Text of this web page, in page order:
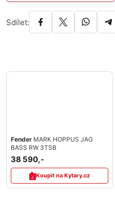
Sdílet:
Fender MARK HOPPUS JAG
BASS RW 3TSB
38 590,-
Koupit na Kytary.cz